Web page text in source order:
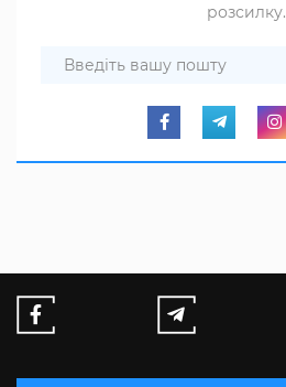
розсилку.